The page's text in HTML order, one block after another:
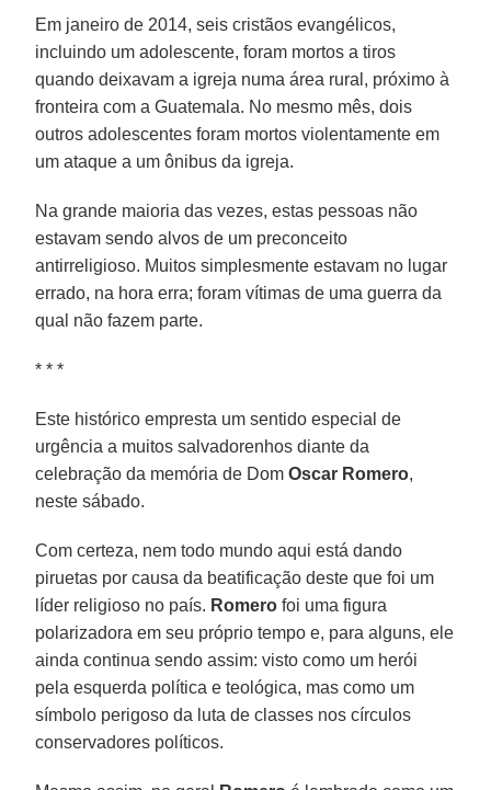
Em janeiro de 2014, seis cristãos evangélicos,
incluindo um adolescente, foram mortos a tiros
quando deixavam a igreja numa área rural, próximo à
fronteira com a Guatemala. No mesmo mês, dois
outros adolescentes foram mortos violentamente em
um ataque a um ônibus da igreja.
Na grande maioria das vezes, estas pessoas não
estavam sendo alvos de um preconceito
antirreligioso. Muitos simplesmente estavam no lugar
errado, na hora erra; foram vítimas de uma guerra da
qual não fazem parte.
* * *
Este histórico empresta um sentido especial de
urgência a muitos salvadorenhos diante da
celebração da memória de DomOscar Romero,
neste sábado.
Com certeza, nem todo mundo aqui está dando
piruetas por causa da beatificação deste que foi um
líder religioso no país. Romero foi uma figura
polarizadora em seu próprio tempo e, para alguns, ele
ainda continua sendo assim: visto como um herói
pela esquerda política e teológica, mas como um
símbolo perigoso da luta de classes nos círculos
conservadores políticos.